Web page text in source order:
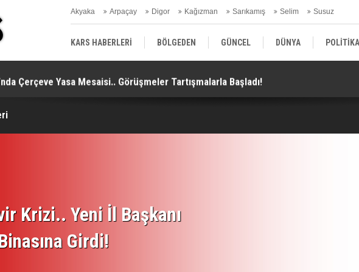
Akyaka Arpaçay Digor Kağızman Sarıkamış Selim Susuz
KARS HABERLERİ BÖLGEDEN GÜNCEL DÜNYA POLİTİKA
EKONOMİ | FİNANS | OTOMOTİV KÜLTÜR | SANAT | MAGAZİN
Çerçeve Yasa Mesaisi.. Görüşmeler Tartışmalarla Başladı!
Krizi.. Yeni İl Başkanı
Girdi!